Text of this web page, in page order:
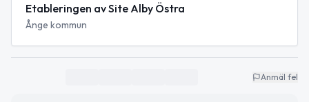
Etableringen av Site Alby Östra
Ånge kommun
Anmäl fel